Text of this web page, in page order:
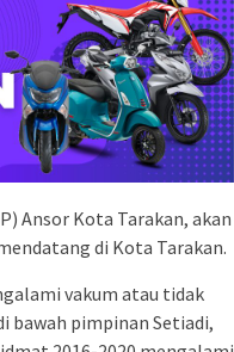
Ansor Kota Tarakan, akan
di Kota Tarakan.
vakum atau tidak
bawah pimpinan Setiadi,